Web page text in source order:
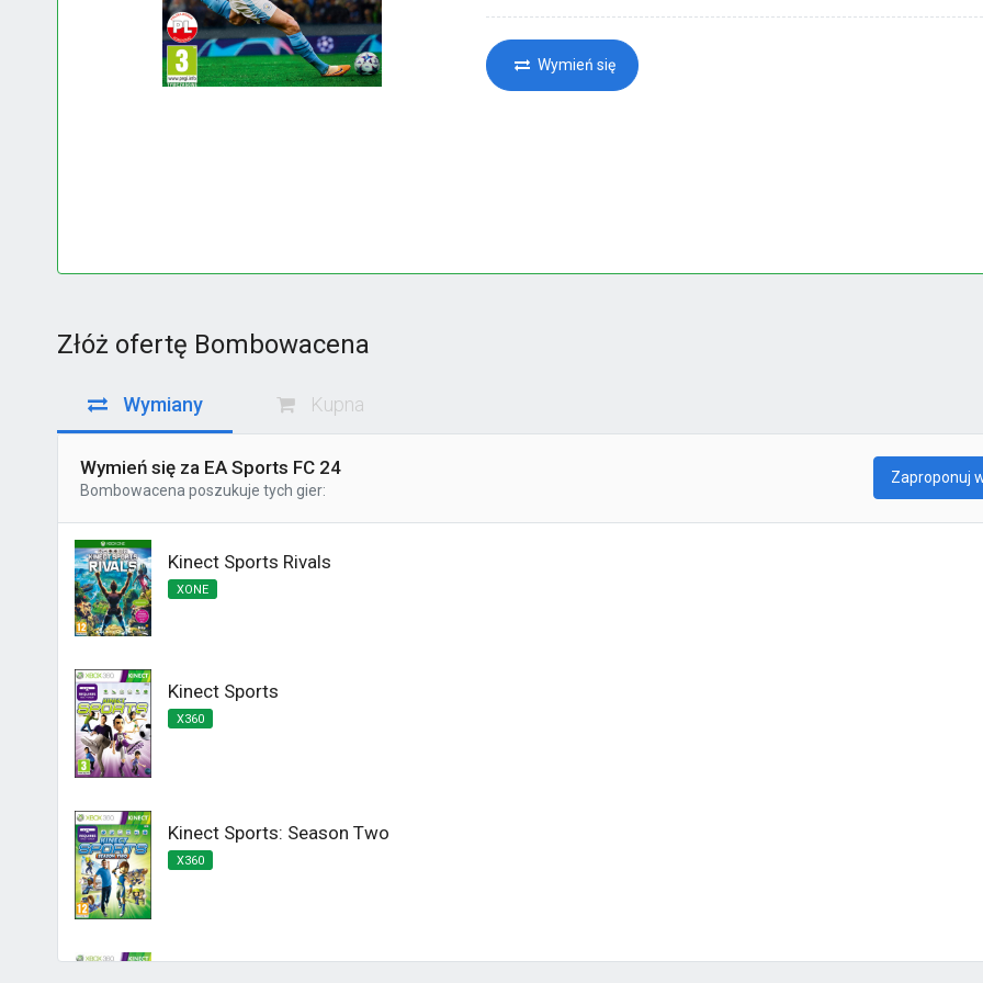
Wymień się
Złóż ofertę Bombowacena
Wymiany Kupna
Wymień się za EA Sports FC 24
Bombowacena poszukuje tych gier:
Zaproponuj
Kinect Sports Rivals
XONE
Kinect Sports
X360
Kinect Sports: Season Two
X360